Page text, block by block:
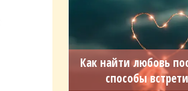
Как найти любовь
способы